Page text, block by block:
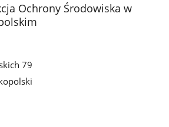
Ochrony Środowiska w
79